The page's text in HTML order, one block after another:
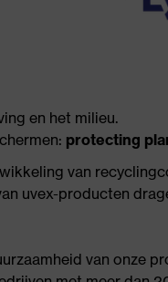
en het milieu.
protecting
van
uvex-producten
van onze